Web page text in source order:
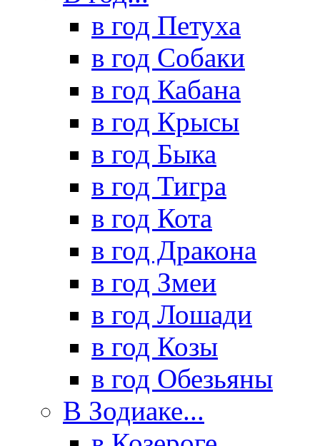
в год Петуха
в год Собаки
в год Кабана
в год Крысы
в год Быка
в год Тигра
в год Кота
в год Дракона
в год Змеи
в год Лошади
в год Козы
в год Обезьяны
В Зодиаке...